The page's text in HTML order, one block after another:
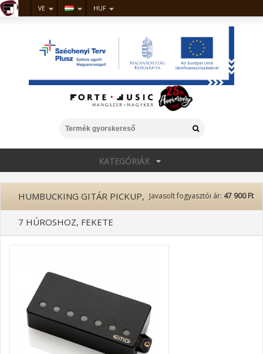
VE HUF
KATEGÓRIÁK
Javasolt fogyasztói ár: 47 900 Ft
HUMBUCKING GITÁR PICKUP,
7 HÚROSHOZ, FEKETE